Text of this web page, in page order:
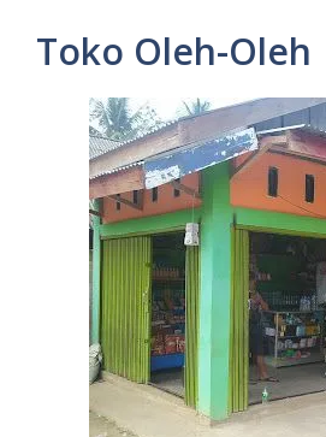
Toko Oleh-Oleh